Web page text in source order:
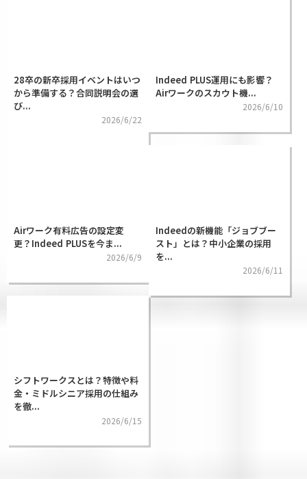
28卒の新卒採用イベントはいつ
から準備する？合同説明会の選
び...
2026/6/22
Indeed PLUS運用にも影響？
Airワークのスカウト機...
2026/6/10
Airワーク有料広告の設定変
更？Indeed PLUSを今ま...
2026/6/9
Indeedの新機能「ジョブブー
スト」とは？中小企業の採用
を...
2026/6/11
シフトワークスとは？特徴や料
金・ミドルシニア採用の仕組み
を徹...
2026/6/15